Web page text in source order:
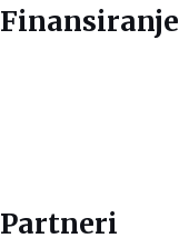
Finansiranje
Partneri